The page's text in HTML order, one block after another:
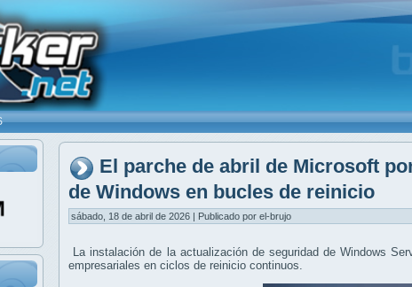
El parche de abril de Microsoft
de Windows en bucles de reinicio
sábado, 18 de abril de 2026 | Publicado por el-brujo
La instalación de la actualización de seguridad de Windows
empresariales en ciclos de reinicio continuos.